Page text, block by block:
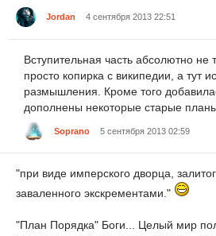
Jordan 4 сентября 2013 22:51
Вступительная часть абсолютно
просто копирка с википедии, а тут
размышления. Кроме того
дополнены некоторые старые
Soprano 5 сентября 2013 02:59
"при виде имперского дворца,
заваленного экскрементами."
"План Порядка" Боги... Целый мир